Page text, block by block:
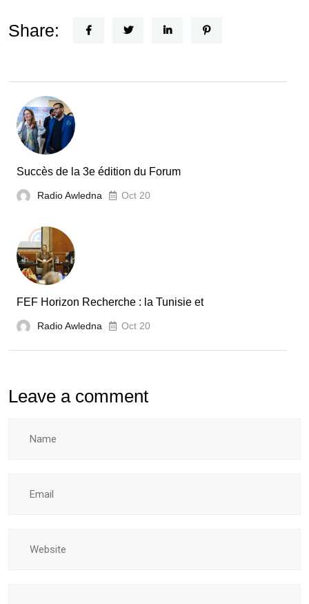
Nouvel
le
Tunisie
Share:
Succès de la 3e édition du Forum
Radio Awledna Oct 20
FEF Horizon Recherche : la Tunisie et
Radio Awledna Oct 20
Leave a comment